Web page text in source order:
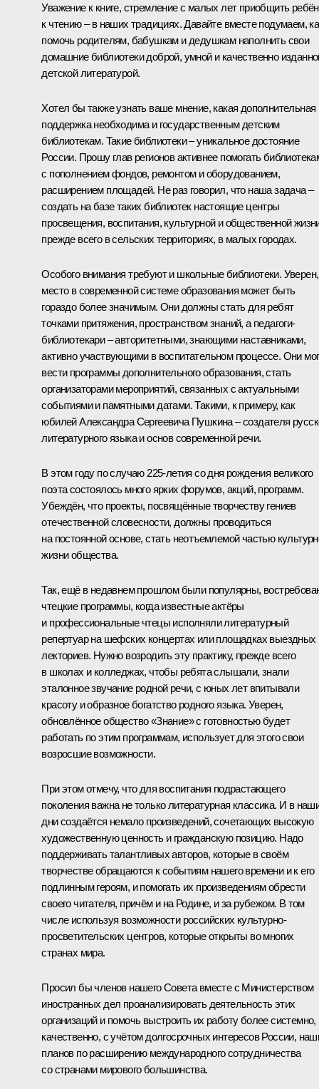
Уважение к книге, стремление с малых лет приобщить
к чтению – в наших традициях. Давайте вместе подумаем,
помочь родителям, бабушкам и дедушкам наполнить свои
домашние библиотеки доброй, умной и качественно
детской литературой.
Хотел бы также узнать ваше мнение, какая дополнительная
поддержка необходима и государственным детским
библиотекам. Такие библиотеки – уникальное достояние
России. Прошу глав регионов активнее помогать
с пополнением фондов, ремонтом и оборудованием,
расширением площадей. Не раз говорил, что наша задача –
создать на базе таких библиотек настоящие центры
просвещения, воспитания, культурной и общественной
прежде всего в сельских территориях, в малых городах.
Особого внимания требуют и школьные библиотеки.
место в современной системе образования может быть
гораздо более значимым. Они должны стать для ребят
точками притяжения, пространством знаний, а педагоги-
библиотекари – авторитетными, знающими наставниками,
активно участвующими в воспитательном процессе. Они
вести программы дополнительного образования, стать
организаторами мероприятий, связанных с актуальными
событиями и памятными датами. Такими, к примеру, как
юбилей Александра Сергеевича Пушкина – создателя
литературного языка и основ современной речи.
В этом году по случаю 225-летия со дня рождения великого
поэта состоялось много ярких форумов, акций, программ.
Убеждён, что проекты, посвящённые творчеству гениев
отечественной словесности, должны проводиться
на постоянной основе, стать неотъемлемой частью
жизни общества.
Так, ещё в недавнем прошлом были популярны,
чтецкие программы, когда известные актёры
и профессиональные чтецы исполняли литературный
репертуар на шефских концертах или площадках выездных
лекториев. Нужно возродить эту практику, прежде всего
в школах и колледжах, чтобы ребята слышали, знали
эталонное звучание родной речи, с юных лет впитывали
красоту и образное богатство родного языка. Уверен,
обновлённое общество «Знание» с готовностью будет
работать по этим программам, использует для этого свои
возросшие возможности.
При этом отмечу, что для воспитания подрастающего
поколения важна не только литературная классика. И в
дни создаётся немало произведений, сочетающих высокую
художественную ценность и гражданскую позицию. Надо
поддерживать талантливых авторов, которые в своём
творчестве обращаются к событиям нашего времени и к его
подлинным героям, и помогать их произведениям обрести
своего читателя, причём и на Родине, и за рубежом. В том
числе используя возможности российских культурно-
просветительских центров, которые открыты во многих
странах мира.
Просил бы членов нашего Совета вместе с Министерством
иностранных дел проанализировать деятельность этих
организаций и помочь выстроить их работу более системно,
качественно, с учётом долгосрочных интересов России,
планов по расширению международного сотрудничества
со странами мирового большинства.